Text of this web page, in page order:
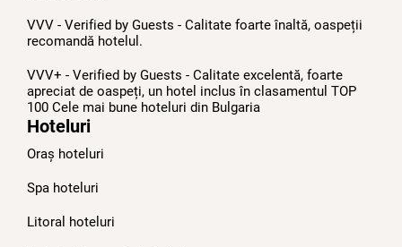
VVV - Verified by Guests - Calitate foarte înaltă, oaspeții
recomandă hotelul.
VVV+ - Verified by Guests - Calitate excelentă, foarte
apreciat de oaspeți, un hotel inclus în clasamentul TOP
100 Cele mai bune hoteluri din Bulgariа
Hoteluri
Oraș hoteluri
Spa hoteluri
Litoral hoteluri